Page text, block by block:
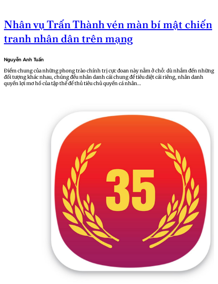
Nhân vụ Trấn Thành vén màn bí mật chiến
tranh nhân dân trên mạng
Nguyễn Anh Tuấn
Điểm chung của những phong trào chính trị cực đoan này nằm ở chỗ: dù nhắm đến những
đối tượng khác nhau, chúng đều nhân danh cái chung để tiêu diệt cái riêng, nhân danh
quyền lợi mơ hồ của tập thể để thủ tiêu chủ quyền cá nhân…